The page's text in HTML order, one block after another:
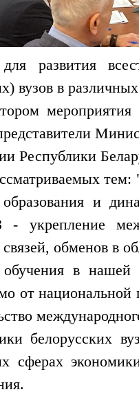
развития
вузов в
Республики
тем:
и
обменов в
в нашей
от
белорусских
сферах